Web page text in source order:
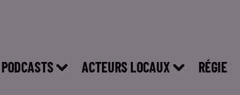
PODCASTS ACTEURS LOCAUX RÉGIE